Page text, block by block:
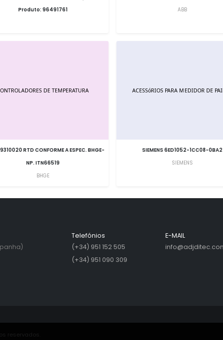
Produto: 96491761
ABB
RTD CONFORME A ESPEC. BHGE-
NP. ITN66519
BHGE
SIEMENS 6ED1052-1CC08-0BA2
SIEMENS
Telefónios
(+34) 951 152 505
(+34) 951 090 309
E-MAIL